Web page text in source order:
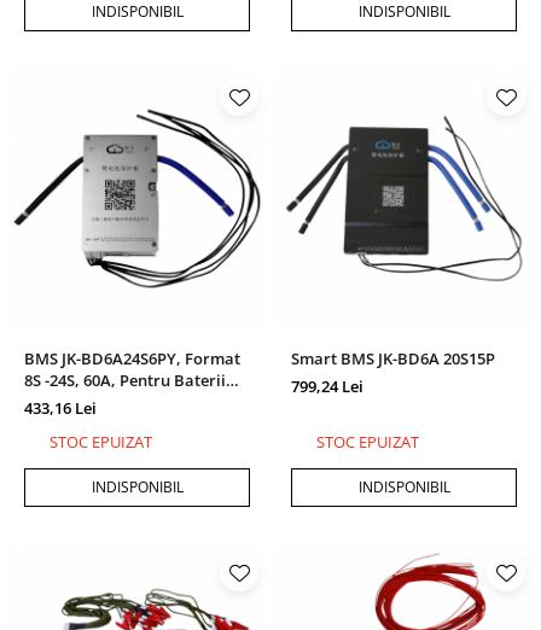
INDISPONIBIL INDISPONIBIL
BMS JK-BD6A24S6PY, Format
8S -24S, 60A, Pentru Baterii
LiFePO4/ Li-Ion/ LTO/ NMC Cu
433,16 Lei
STOC EPUIZAT
INDISPONIBIL
Smart BMS JK-BD6A 20S15P
799,24 Lei
STOC EPUIZAT
INDISPONIBIL